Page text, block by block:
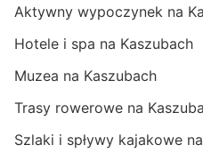
Aktywny wypoczynek na
Hotele i spa na Kaszubach
Muzea na Kaszubach
Trasy rowerowe na
Szlaki i spływy kajakowe